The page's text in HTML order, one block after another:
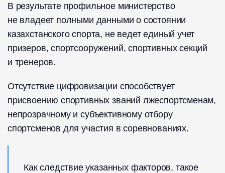
В результате профильное министерство
не владеет полными данными о состоянии
казахстанского спорта, не ведет единый учет
призеров, спортсооружений, спортивных секций
и тренеров.
Отсутствие цифровизации способствует
присвоению спортивных званий лжеспортсменам,
непрозрачному и субъективному отбору
спортсменов для участия в соревнованиях.
Как следствие указанных факторов, такое